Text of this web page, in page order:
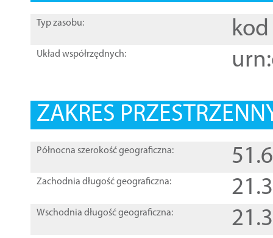
Typ zasobu: kod
Układ współrzędnych:
ZAKRES
Północna szerokość geograficzna:
Zachodnia długość geograficzna:
Wschodnia długość geograficzna: